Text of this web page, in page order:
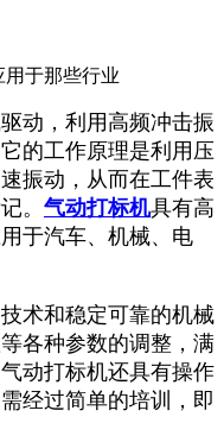
用于那些行业
动，利用高频冲击振
的工作原理是利用压
振动，从而在工件表
。 气动打标机具有高
于汽车、机械、电
术和稳定可靠的机械
各种参数的调整，满
动打标机还具有操作
经过简单的培训，即